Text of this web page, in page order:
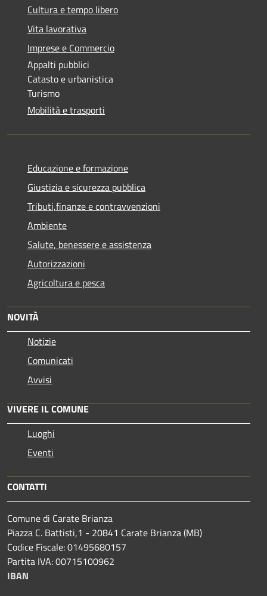
Cultura e tempo libero
Vita lavorativa
Imprese e Commercio
Appalti pubblici
Catasto e urbanistica
Turismo
Mobilità e trasporti
Educazione e formazione
Giustizia e sicurezza pubblica
Tributi,finanze e contravvenzioni
Ambiente
Salute, benessere e assistenza
Autorizzazioni
Agricoltura e pesca
NOVITÀ
Notizie
Comunicati
Avvisi
VIVERE IL COMUNE
Luoghi
Eventi
CONTATTI
Comune di Carate Brianza
Piazza C. Battisti,1 - 20841 Carate Brianza (MB)
Codice Fiscale: 01495680157
Partita IVA: 00715100962
IBAN